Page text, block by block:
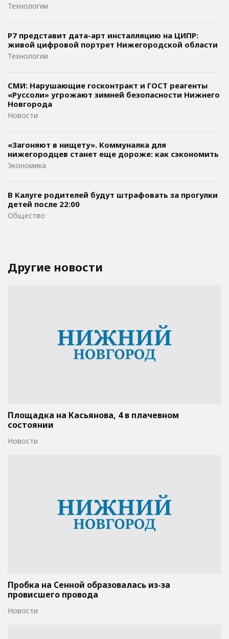
Технологии
Р7 представит дата-арт инсталляцию на ЦИПР:
живой цифровой портрет Нижегородской области
Технологии
СМИ: Нарушающие госконтракт и ГОСТ реагенты
«Руссоли» угрожают зимней безопасности Нижнего
Новгорода
Новости
«Загоняют в нищету». Коммуналка для
нижегородцев станет еще дороже: как сэкономить
Экономика
В Калуге родителей будут штрафовать за прогулки
детей после 22:00
Общество
Другие новости
Площадка на Касьянова, 4 в плачевном
состоянии
Новости
Пробка на Сенной образовалась из-за
провисшего провода
Новости